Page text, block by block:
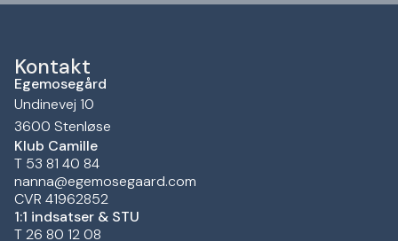
Kontakt
Egemosegård
Undinevej 10
3600 Stenløse
Klub Camille
T 53 81 40 84
nanna@egemosegaard.com
CVR 41962852
1:1 indsatser & STU
T 26 80 12 08